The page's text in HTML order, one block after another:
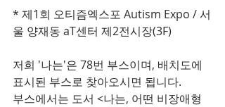
* 제1회 오티즘엑스포 Autism Expo / 서
울 양재동 aT센터 제2전시장(3F)
저희 '나는'은 78번 부스이며, 배치도에
표시된 부스로 찾아오시면 됩니다.
부스에서는 도서 <나는, 어떤 비장애형